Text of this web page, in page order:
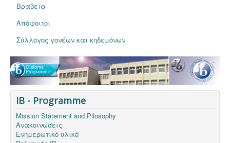
Βραβεία
Απόφοιτοι
Σύλλογος γονέων και κηδεμόνων
IB - Programme
Mission Statement and Pilosophy
Ανακοινώσεις
Ενημερωτικό υλικό